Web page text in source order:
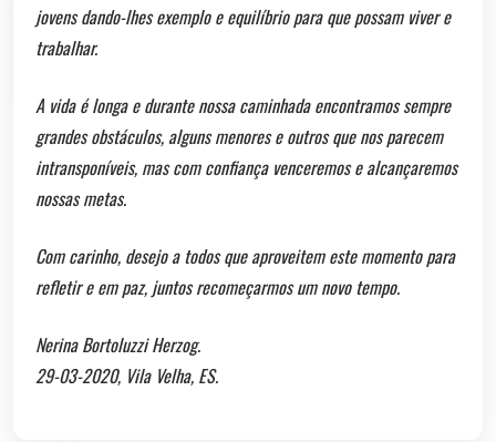
jovens dando-lhes exemplo e equilíbrio para que possam viver e
trabalhar.
A vida é longa e durante nossa caminhada encontramos sempre
grandes obstáculos, alguns menores e outros que nos parecem
intransponíveis, mas com confiança venceremos e alcançaremos
nossas metas.
Com carinho, desejo a todos que aproveitem este momento para
refletir e em paz, juntos recomeçarmos um novo tempo.
Nerina Bortoluzzi Herzog.
29-03-2020, Vila Velha, ES.